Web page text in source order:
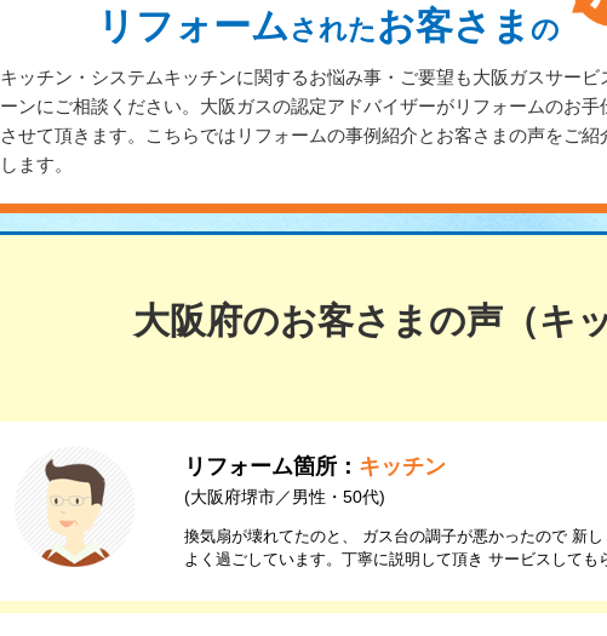
リフォームされたお客さま の
キッチン・システムキッチンに関するお悩み事・ご要望も大阪ガスサービ
ーンにご相談ください。大阪ガスの認定アドバイザーがリフォームのお手
させて頂きます。こちらではリフォームの事例紹介とお客さまの声をご紹
します。
大阪府のお客さまの声（キ
リフォーム箇所： キッチン
(大阪府堺市／男性・50代)
換気扇が壊れてたのと、 ガス台の調子が悪かったので 新
よく過ごしています。丁寧に説明して頂き サービスしても